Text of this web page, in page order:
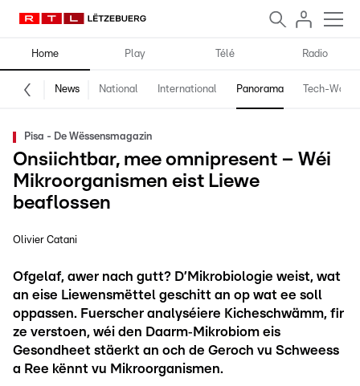
Home Play Télé Radio
News National International Panorama Tech-World
Pisa - De Wëssensmagazin
Onsiichtbar, mee omnipresent – Wéi
Mikroorganismen eist Liewe
beaflossen
Olivier Catani
Ofgelaf, awer nach gutt? D’Mikrobiologie weist, wat
an eise Liewensmëttel geschitt an op wat ee soll
oppassen. Fuerscher analyséiere Kicheschwämm, fir
ze verstoen, wéi den Daarm‑Mikrobiom eis
Gesondheet stäerkt an och de Geroch vu Schweess
a Ree kënnt vu Mikroorganismen.